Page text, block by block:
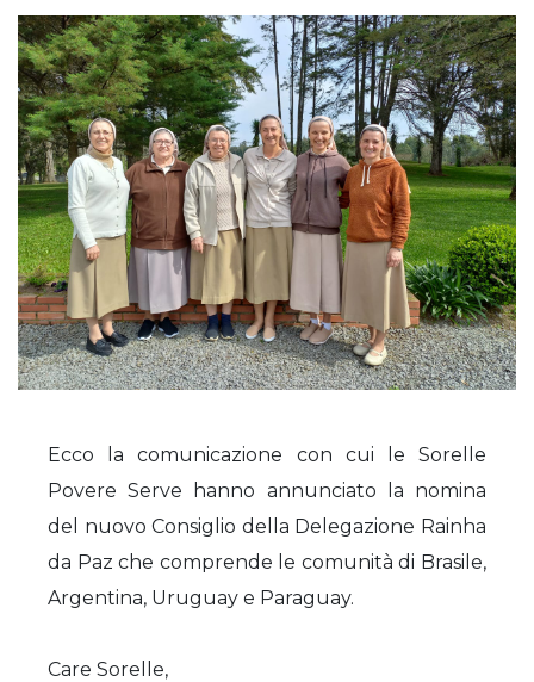
Ecco la comunicazione con cui le Sorelle
Povere Serve hanno annunciato la nomina
del nuovo Consiglio della Delegazione Rainha
da Paz che comprende le comunità di Brasile,
Argentina, Uruguay e Paraguay.
Care Sorelle,